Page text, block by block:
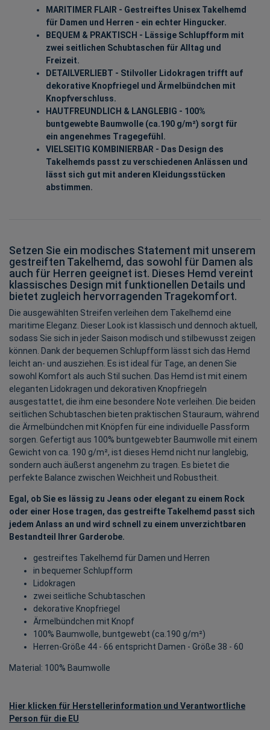
MARITIMER FLAIR - Gestreiftes Unisex Takelhemd
für Damen und Herren - ein echter Hingucker.
BEQUEM & PRAKTISCH - Lässige Schlupfform mit
zwei seitlichen Schubtaschen für Alltag und
Freizeit.
DETAILVERLIEBT - Stilvoller Lidokragen trifft auf
dekorative Knopfriegel und Ärmelbündchen mit
Knopfverschluss.
HAUTFREUNDLICH & LANGLEBIG - 100%
buntgewebte Baumwolle (ca.190 g/m²) sorgt für
ein angenehmes Tragegefühl.
VIELSEITIG KOMBINIERBAR - Das Design des
Takelhemds passt zu verschiedenen Anlässen und
lässt sich gut mit anderen Kleidungsstücken
abstimmen.
Setzen Sie ein modisches Statement mit unserem
gestreiften Takelhemd, das sowohl für Damen als
auch für Herren geeignet ist. Dieses Hemd vereint
klassisches Design mit funktionellen Details und
bietet zugleich hervorragenden Tragekomfort.
Die ausgewählten Streifen verleihen dem Takelhemd eine
maritime Eleganz. Dieser Look ist klassisch und dennoch aktuell,
sodass Sie sich in jeder Saison modisch und stilbewusst zeigen
können. Dank der bequemen Schlupfform lässt sich das Hemd
leicht an- und ausziehen. Es ist ideal für Tage, an denen Sie
sowohl Komfort als auch Stil suchen. Das Hemd ist mit einem
eleganten Lidokragen und dekorativen Knopfriegeln
ausgestattet, die ihm eine besondere Note verleihen. Die beiden
seitlichen Schubtaschen bieten praktischen Stauraum, während
die Ärmelbündchen mit Knöpfen für eine individuelle Passform
sorgen. Gefertigt aus 100% buntgewebter Baumwolle mit einem
Gewicht von ca. 190 g/m², ist dieses Hemd nicht nur langlebig,
sondern auch äußerst angenehm zu tragen. Es bietet die
perfekte Balance zwischen Weichheit und Robustheit.
Egal, ob Sie es lässig zu Jeans oder elegant zu einem Rock
oder einer Hose tragen, das gestreifte Takelhemd passt sich
jedem Anlass an und wird schnell zu einem unverzichtbaren
Bestandteil Ihrer Garderobe.
gestreiftes Takelhemd für Damen und Herren
in bequemer Schlupfform
Lidokragen
zwei seitliche Schubtaschen
dekorative Knopfriegel
Ärmelbündchen mit Knopf
100% Baumwolle, buntgewebt (ca.190 g/m²)
Herren-Größe 44 - 66 entspricht Damen - Größe 38 - 60
Material: 100% Baumwolle
Hier klicken für Herstellerinformation und Verantwortliche
Person für die EU